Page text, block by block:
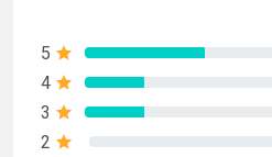
5
4
3
2